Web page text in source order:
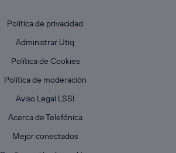
Política de privacidad
Administrar Utiq
Política de Cookies
Política de moderación
Aviso Legal LSSI
Acerca de Telefónica
Mejor conectados